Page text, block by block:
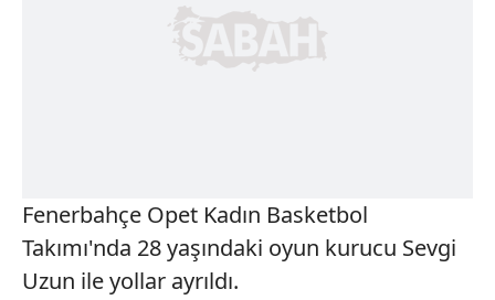
Fenerbahçe Opet Kadın Basketbol
Takımı'nda 28 yaşındaki oyun kurucu Sevgi
Uzun ile yollar ayrıldı.